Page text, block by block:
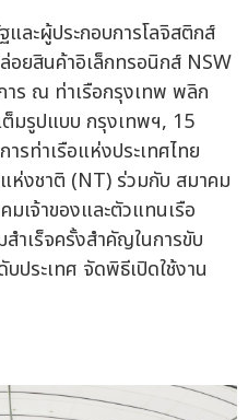
ละผู้ประกอบการโลจิสติกส์
ล่อยสินค้าอิเล็กทรอนิกส์ NSW
ร ณ ท่าเรือกรุงเทพ พลิก
ต็มรูปแบบ กรุงเทพฯ, 15
รท่าเรือแห่งประเทศไทย
ห่งชาติ (NT) ร่วมกับ สมาคม
มเจ้าของและตัวแทนเรือ
ำเร็จครั้งสำคัญในการขับ
ประเทศ จัดพิธีเปิดใช้งาน